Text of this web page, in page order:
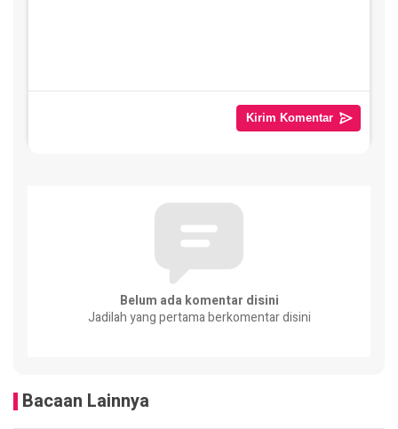
Belum ada komentar disini
Jadilah yang pertama berkomentar disini
Bacaan Lainnya